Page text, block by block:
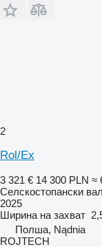
2
Rol/Ex
3 321 € 14 300 PLN ≈
Селскостопански
2025
Ширина на захват
Полша, Nądnia
ROJTECH